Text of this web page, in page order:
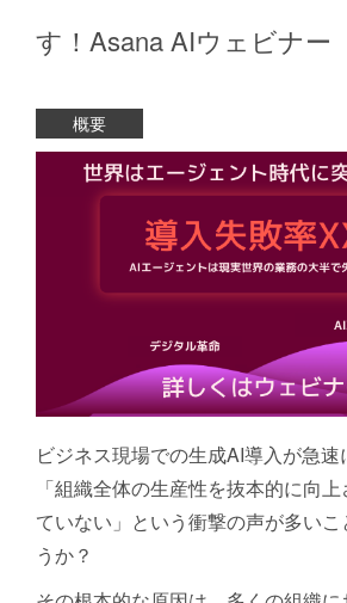
す！Asana AIウェビナー
概要
ビジネス現場での生成AI導入が急速
「組織全体の生産性を抜本的に向上
ていない」という衝撃の声が多いこ
うか？